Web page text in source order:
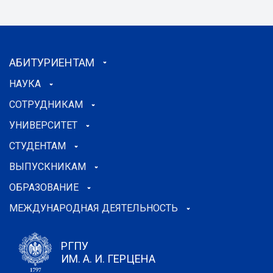
АБИТУРИЕНТАМ
НАУКА
СОТРУДНИКАМ
УНИВЕРСИТЕТ
СТУДЕНТАМ
ВЫПУСКНИКАМ
ОБРАЗОВАНИЕ
МЕЖДУНАРОДНАЯ ДЕЯТЕЛЬНОСТЬ
РГПУ
ИМ. А. И. ГЕРЦЕНА